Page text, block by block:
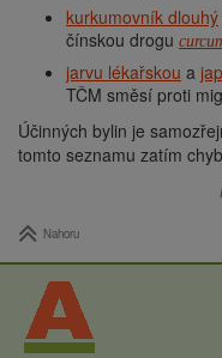
kurkumovník dlouhý
čínskou drogu
jarvu lékařskou a
TČM směsí proti
Účinných bylin je
tomto seznamu zatím
Nahoru